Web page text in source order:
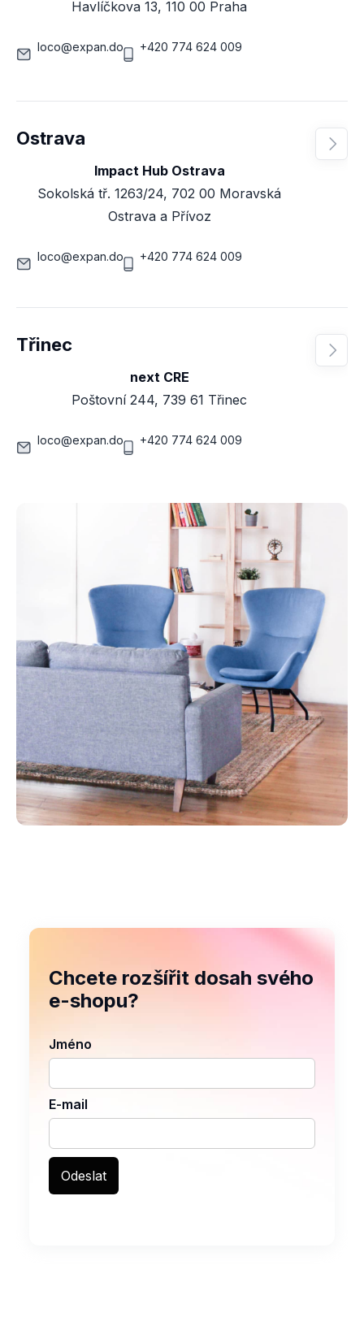
Havlíčkova 13, 110 00 Praha
loco@expan.do +420 774 624 009
Ostrava
Impact Hub Ostrava
Sokolská tř. 1263/24, 702 00 Moravská
Ostrava a Přívoz
loco@expan.do +420 774 624 009

Třinec
next CRE
Poštovní 244, 739 61 Třinec
loco@expan.do +420 774 624 009

Chcete rozšířit dosah svého
e-shopu?
Jméno
E-mail